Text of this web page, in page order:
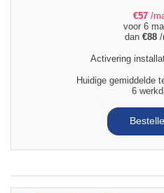
€57 /
voor 6
dan €88/
Activering
Huidige gemiddelde
6